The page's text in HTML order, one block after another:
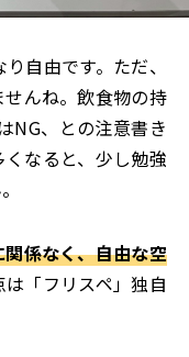
自由です。ただ、
んね。飲食物の持
NG、との注意書き
なると、少し勉強
係なく、自由な空
は「フリスペ」独自